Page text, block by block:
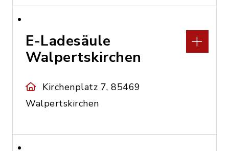
E-Ladesäule
Walpertskirchen
Kirchenplatz 7, 85469
Walpertskirchen